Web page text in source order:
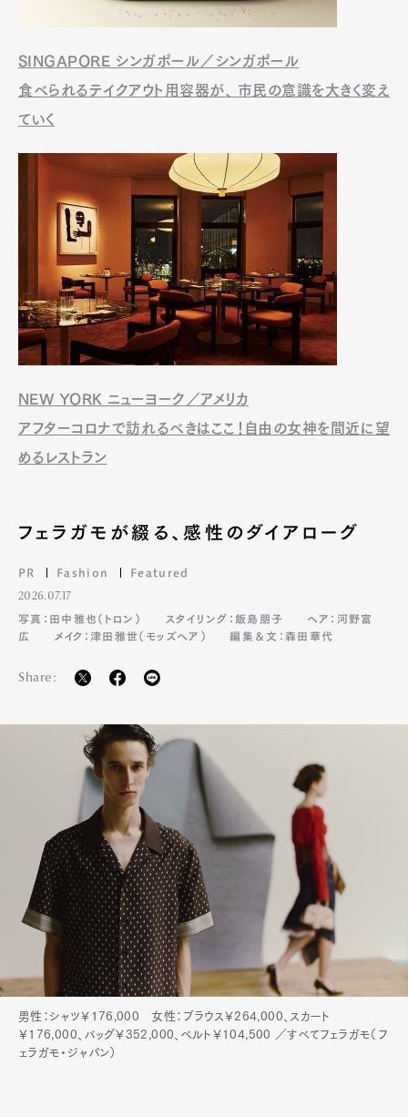
SINGAPORE シンガポール／シンガポール
食べられるテイクアウト用容器が、 市民の意識を大きく変え
ていく
NEW YORK ニューヨーク／アメリカ
アフターコロナで訪れるべきはここ！自由の女神を間近に望
めるレストラン
フェラガモが綴る、感性のダイアローグ
PR Fashion Featured
2026.07.17
写真：田中雅也（トロン）
スタイリング：飯島朋子
ヘア：河野富
広
メイク：津田雅世（モッズヘア） 編集＆文：森田華代
Share:
男性：シャツ￥176,000 女性：ブラウス￥264,000、スカート
￥176,000、バッグ￥352,000、ベルト￥104,500 ／すべてフェラガモ（フ
ェラガモ・ジャパン）